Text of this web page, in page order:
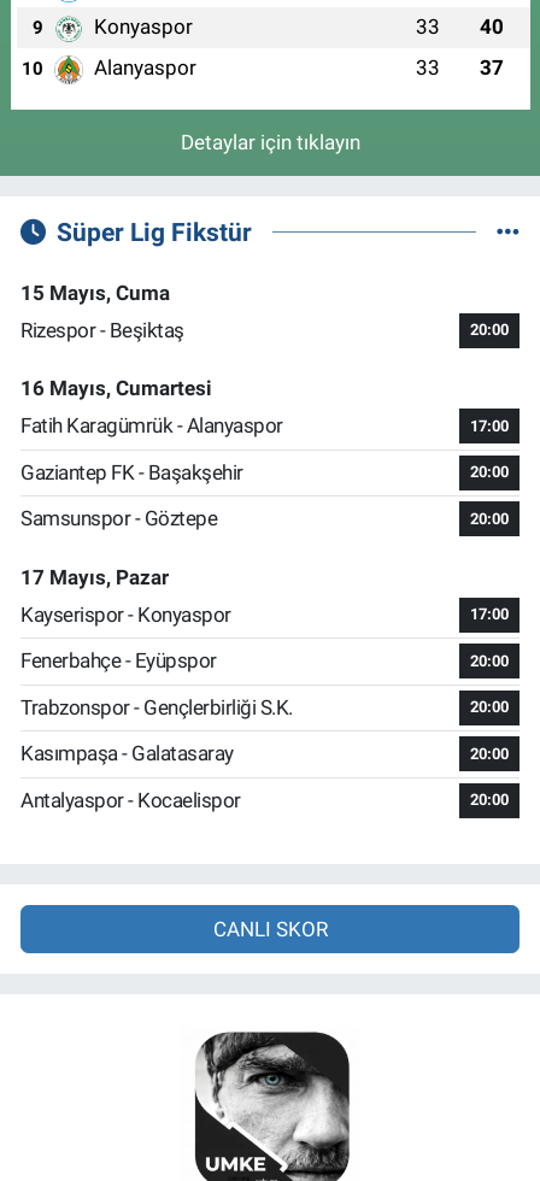
9 Konyaspor 33 40
10 Alanyaspor 33 37
Detaylar için tıklayın
Süper Lig Fikstür
15 Mayıs, Cuma
Rizespor - Beşiktaş
20:00
16 Mayıs, Cumartesi
Fatih Karagümrük - Alanyaspor
17:00
Gaziantep FK - Başakşehir 20:00
Samsunspor - Göztepe 20:00
17 Mayıs, Pazar
Kayserispor - Konyaspor
17:00
Fenerbahçe - Eyüpspor 20:00
Trabzonspor - Gençlerbirliği S.K. 20:00
Kasımpaşa - Galatasaray 20:00
Antalyaspor - Kocaelispor 20:00
CANLI SKOR